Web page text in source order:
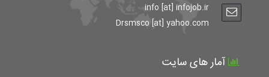
info [at] infojob.ir
Drsmsco [at] yahoo.com
آمار های سایت